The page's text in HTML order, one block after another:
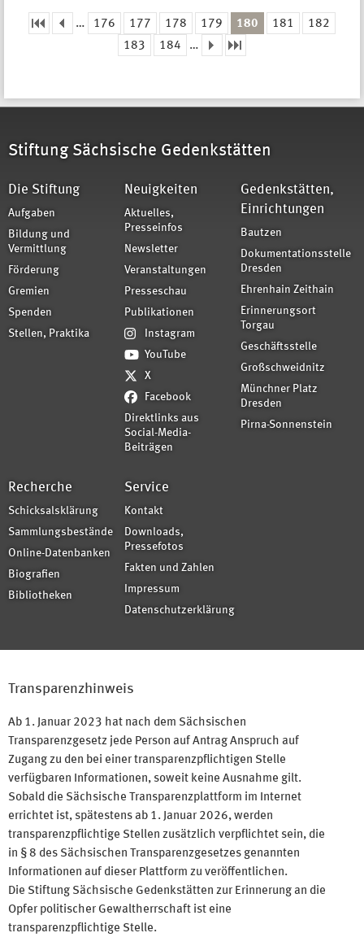
… 176 177 178 179 180 181
182
183
184 …
Stiftung Sächsische Gedenkstätten
Die Stiftung
Aufgaben
Bildung und
Vermittlung
Förderung
Gremien
Spenden
Stellen, Praktika
Neuigkeiten
Aktuelles,
Presseinfos
Newsletter
Veranstaltungen
Presseschau
Publikationen
Instagram
YouTube
X
Facebook
Direktlinks aus
Social-Media-
Beiträgen
Gedenkstätten,
Einrichtungen
Bautzen
Dokumentationsstelle
Dresden
Ehrenhain Zeithain
Erinnerungsort
Torgau
Geschäftsstelle
Großschweidnitz
Münchner Platz
Dresden
Pirna-Sonnenstein
Recherche
Schicksalsklärung
Sammlungsbestände
Online-Datenbanken
Biografien
Bibliotheken
Service
Kontakt
Downloads,
Pressefotos
Fakten und Zahlen
Impressum
Datenschutzerklärung
Transparenzhinweis
Ab 1. Januar 2023 hat nach dem Sächsischen
Transparenzgesetz jede Person auf Antrag Anspruch auf
Zugang zu den bei einer transparenzpflichtigen Stelle
verfügbaren Informationen, soweit keine Ausnahme gilt.
Sobald die Sächsische Transparenzplattform im Internet
errichtet ist, spätestens ab 1. Januar 2026, werden
transparenzpflichtige Stellen zusätzlich verpflichtet sein, die
in § 8 des Sächsischen Transparenzgesetzes genannten
Informationen auf dieser Plattform zu veröffentlichen.
Die Stiftung Sächsische Gedenkstätten zur Erinnerung an die
Opfer politischer Gewaltherrschaft ist eine
transparenzpflichtige Stelle.